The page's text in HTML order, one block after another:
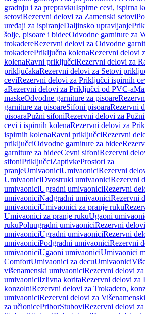
gradnju i za prepravkuIspirne cevi, ispirna
setoviRezervni delovi za Zamenski setovi
uređaji za ispiranjeDaljinsko upravljanje
šolje, pisoare i bideeOdvodne garniture za
trokadereRezervni delovi za Odvodne
trokaderePriključna kolenaRezervni delovi
kolenaRavni priključciRezervni delovi za
priključakaRezervni delovi za Setovi
ceviRezervni delovi za Priključci ispirnih
aRezervni delovi za Priključci od PVC-a
maskeOdvodne garniture za pisoare
garniture za pisoareSifoni pisoaraRezervni
pisoaraPužni sifoniRezervni delovi za
cevi i ispirnih kolenaRezervni delovi za
ispirnih kolenaRavni priključciRezervni
priključciOdvodne garniture za bidee
garniture za bideeCevni sifoniRezervni
sifoniPriključciZaptivkeProstori za
pranjeUmivaoniciUmivaoniciRezervni
UmivaoniciDvostruki umivaoniciRezervni
umivaoniciUgradni umivaoniciRezervni
umivaoniciNadgradni umivaoniciRezervni
umivaoniciUmivaonici za pranje ruku
Umivaonici za pranje rukuUgaoni
rukuPoluugradni umivaoniciRezervni
umivaoniciUgradni umivaoniciRezervni
umivaoniciPodgradni umivaoniciRezervni
umivaoniciUgaoni umivaoniciUmivaonici
ComfortUmivaonici za decuUmivaonici
višenamenski umivaoniciRezervni delovi
umivaoniciIzlivna koritaRezervni delovi za
konzolniRezervni delovi za Trokadero,
umivaoniciRezervni delovi za
za učionicePriborStuboviRezervni delovi za